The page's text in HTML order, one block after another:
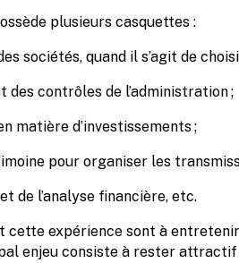
plusieurs casquettes :
sociétés, quand il s’agit de
des contrôles de l’administration ;
matière d’investissements ;
pour organiser les
de l’analyse financière, etc.
cette expérience sont à
enjeu consiste à rester